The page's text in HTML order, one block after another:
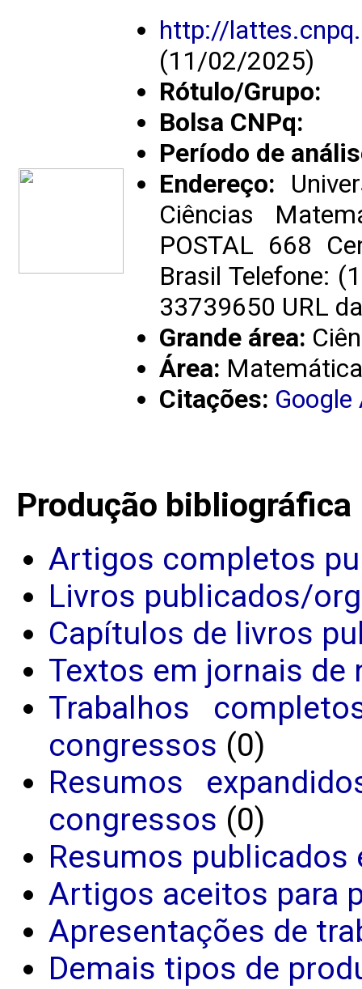
http://
(11/02/2025)
Rótulo/Grupo:
Bolsa CNPq:
Período de
Endereço:
Ciências
POSTAL 668
Brasil Telefone:
33739650 URL
Grande área:
Área: Matemática
Citações:
Produção bibliográfica
Artigos completos
Livros publicados/
Capítulos de livros
Textos em jornais
Trabalhos
congressos (0)
Resumos
congressos (0)
Resumos
Artigos aceitos para
Apresentações de
Demais tipos de